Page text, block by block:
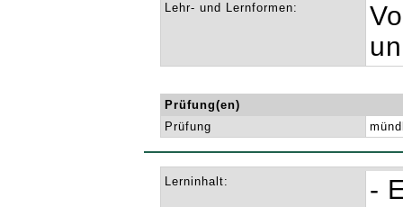
Lehr- und Lernformen:
Prüfung(en)
Prüfung
Lerninhalt:
-